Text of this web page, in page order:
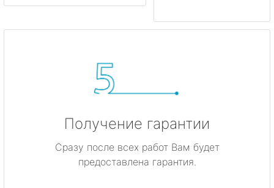
Получение гарантии
Сразу после всех работ Вам будет
предоставлена гарантия.